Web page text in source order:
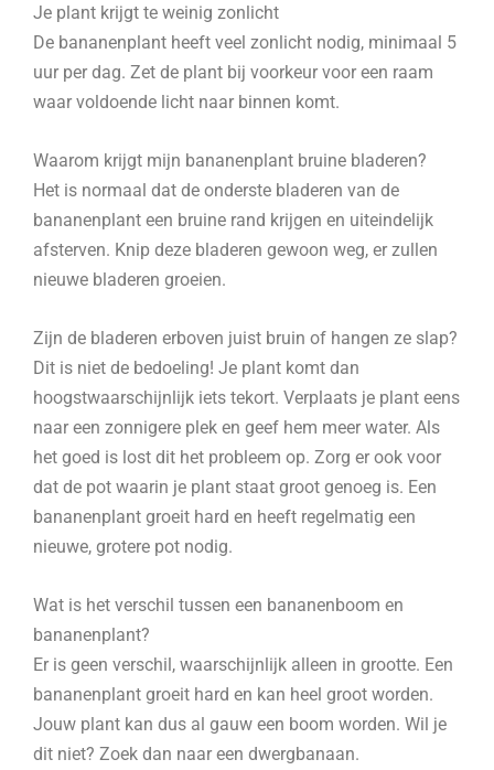
Je plant krijgt te weinig zonlicht
De bananenplant heeft veel zonlicht nodig, minimaal 5
uur per dag. Zet de plant bij voorkeur voor een raam
waar voldoende licht naar binnen komt.
Waarom krijgt mijn bananenplant bruine bladeren?
Het is normaal dat de onderste bladeren van de
bananenplant een bruine rand krijgen en uiteindelijk
afsterven. Knip deze bladeren gewoon weg, er zullen
nieuwe bladeren groeien.
Zijn de bladeren erboven juist bruin of hangen ze slap?
Dit is niet de bedoeling! Je plant komt dan
hoogstwaarschijnlijk iets tekort. Verplaats je plant eens
naar een zonnigere plek en geef hem meer water. Als
het goed is lost dit het probleem op. Zorg er ook voor
dat de pot waarin je plant staat groot genoeg is. Een
bananenplant groeit hard en heeft regelmatig een
nieuwe, grotere pot nodig.
Wat is het verschil tussen een bananenboom en
bananenplant?
Er is geen verschil, waarschijnlijk alleen in grootte. Een
bananenplant groeit hard en kan heel groot worden.
Jouw plant kan dus al gauw een boom worden. Wil je
dit niet? Zoek dan naar een dwergbanaan.